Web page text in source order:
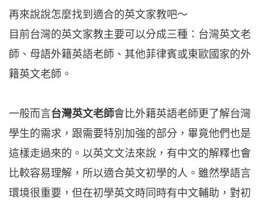
再來說說怎麼找到適合的英文家教吧～
目前台灣的英文家教主要可以分成三種：台灣英文老
師、母語外籍英語老師、其他菲律賓或東歐國家的外
籍英文老師。
一般而言台灣英文老師會比外籍英語老師更了解台灣
學生的需求，跟需要特別加強的部分，畢竟他們也是
這樣走過來的。以英文文法來說，有中文的解釋也會
比較容易理解，所以適合英文初學的人。雖然學語言
環境很重要，但在初學英文時同時有中文輔助，對初